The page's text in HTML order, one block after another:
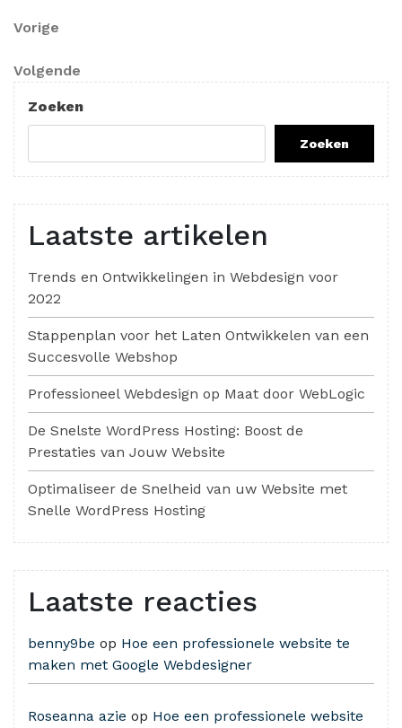
Berichtnavigatie
Vorig
Vorige
Volgend
bericht
Volgende
Zoeken
Zoeken
Laatste artikelen
Trends en Ontwikkelingen in Webdesign voor
2022
Stappenplan voor het Laten Ontwikkelen van een
Succesvolle Webshop
Professioneel Webdesign op Maat door WebLogic
De Snelste WordPress Hosting: Boost de
Prestaties van Jouw Website
Optimaliseer de Snelheid van uw Website met
Snelle WordPress Hosting
Laatste reacties
benny9be op Hoe een professionele website te
maken met Google Webdesigner
Roseanna azie op Hoe een professionele website